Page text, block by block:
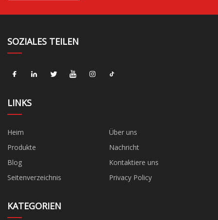
SOZIALES TEILEN
LINKS
Heim
Über uns
Produkte
Nachricht
Blog
Kontaktiere uns
Seitenverzeichnis
Privacy Policy
KATEGORIEN